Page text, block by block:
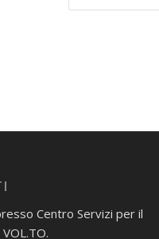
Centro Servizi per il